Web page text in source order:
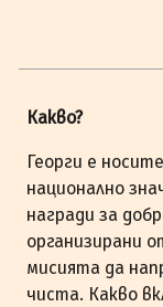
Какво?
Георги е
национално
награди за
организирани
мисията да
чиста. Какво